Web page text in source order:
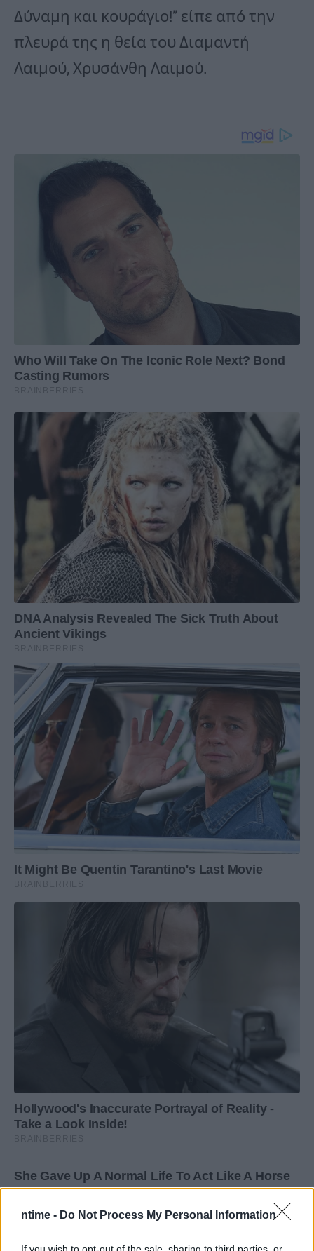
ntime - Do Not Process My Personal Information
If you wish to opt-out of the sale, sharing to third parties, or
Δύναμη και κουράγιο!” είπε από την
πλευρά της η θεία του Διαμαντή
Λαιμού, Χρυσάνθη Λαιμού.